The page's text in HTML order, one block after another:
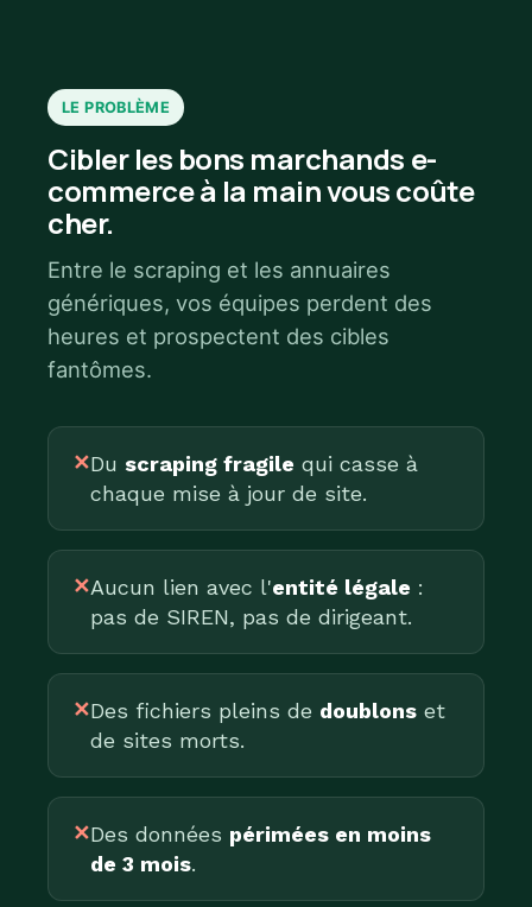
LE PROBLÈME
Cibler les bons marchands e-
commerce à la main vous coûte
cher.
Entre le scraping et les annuaires
génériques, vos équipes perdent des
heures et prospectent des cibles
fantômes.
✕Du scraping fragile qui casse à
chaque mise à jour de site.
✕Aucun lien avec l'entité légale :
pas de SIREN, pas de dirigeant.
✕Des fichiers pleins de doublons et
de sites morts.
✕Des données périmées en moins
de 3 mois.